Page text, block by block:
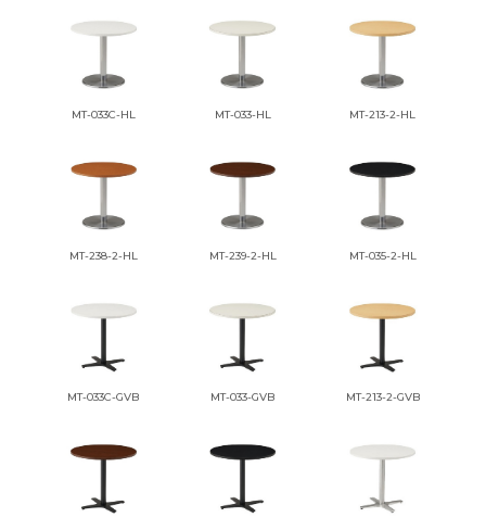
MT-033C-HL MT-033-HL MT-213-2-HL
MT-238-2-HL MT-239-2-HL MT-035-2-HL
MT-033C-GVB MT-033-GVB MT-213-2-GVB